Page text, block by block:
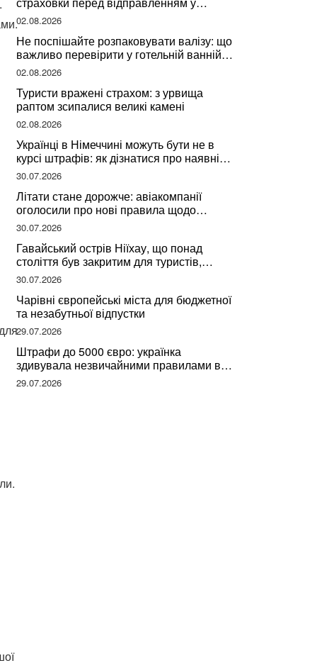
подорож
02.08.2026
Не поспішайте розпаковувати валізу: що
важливо перевірити у готельній ванній
за словами досвідченої мандрівниці
02.08.2026
Туристи вражені страхом: з урвища
раптом зсипалися великі камені
02.08.2026
Українці в Німеччині можуть бути не в
курсі штрафів: як дізнатися про наявні
борги
30.07.2026
Літати стане дорожче: авіакомпанії
оголосили про нові правила щодо
вибору місць
30.07.2026
Гавайський острів Ніїхау, що понад
століття був закритим для туристів,
починає приймати перших відвідувачів
30.07.2026
Чарівні європейські міста для бюджетної
та незабутньої відпустки
29.07.2026
Штрафи до 5000 євро: українка
здивувала незвичайними правилами в
Німеччині та поділилася правдою
29.07.2026